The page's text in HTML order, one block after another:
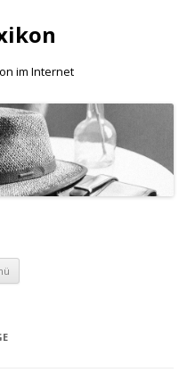
im Internet
Zum Inhalt springen